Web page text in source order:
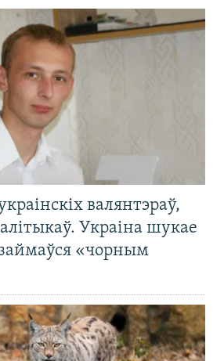
валянтэраў,
Украіна шукае
займаўся «чорным